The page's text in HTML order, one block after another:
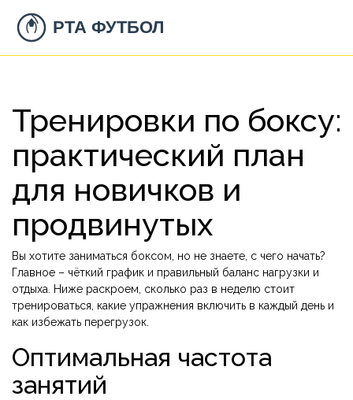
Тренировки по боксу:
практический план
для новичков и
продвинутых
Вы хотите заниматься боксом, но не знаете, с чего начать?
Главное – чёткий график и правильный баланс нагрузки и
отдыха. Ниже раскроем, сколько раз в неделю стоит
тренироваться, какие упражнения включить в каждый день и
как избежать перегрузок.
Оптимальная частота
занятий